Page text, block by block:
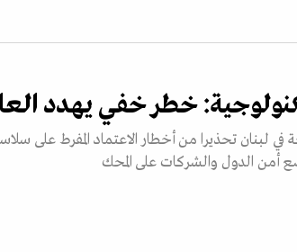
خطر خفي يهدد
في لبنان تحذيرا من أخطار الاعتماد المفرط على
أمن الدول والشركات على المحك